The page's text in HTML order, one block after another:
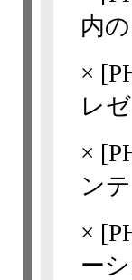
内
× [
レ
× [
ン
× [
ー